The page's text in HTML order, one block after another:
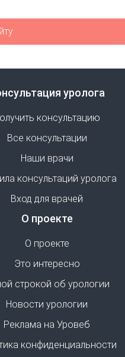
уролога
консультацию
Все консультации
Наши врачи
консультаций уролога
Вход для врачей
О проекте
О проекте
Это интересно
строкой об урологии
Новости урологии
Реклама на Уровеб
конфиденциальности